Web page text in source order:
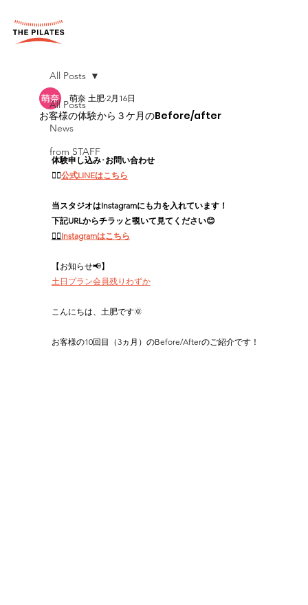
All Posts
News
from STAFF
All Posts
お客様の体験から３ケ月のBefore/after
萌奈 土肥 2月16日
体験申し込み･お問い合わせ
👉🏻公式LINEはこちら
当スタジオはInstagramにも力を入れています！
下記URLからチラッと覗いて見てください😊
👉🏻Instagramはこちら
【お知らせ📢】
土日プラン会員残りわずか
こんにちは、土肥です🌞
お客様の10回目（3ヵ月）のBefore/Afterのご紹介です！